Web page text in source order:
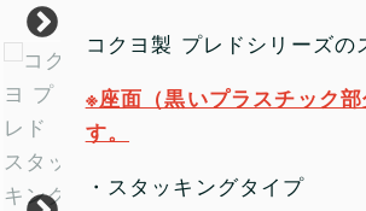
コクヨ製 プレドシリーズの
※座面（黒いプラスチック
す。
・スタッキングタイプ